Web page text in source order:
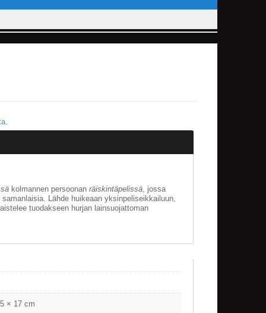
.
kolmannen persoonan räiskintäpelissä, jossa
Lähde huikeaan yksinpeliseikkailuun,
tuodakseen hurjan lainsuojattoman
× 17 cm